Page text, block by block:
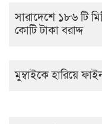
সারাদেশে ১৮৬ টি
কোটি টাকা বরাদ্দ
মুম্বাইকে হারিয়ে